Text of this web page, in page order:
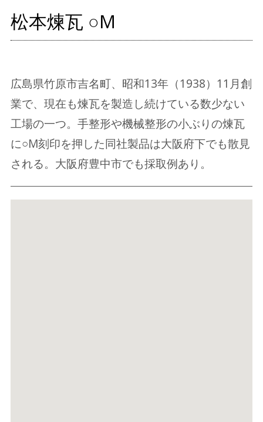
松本煉瓦 ○M
広島県竹原市吉名町、昭和13年（1938）11月創
業で、現在も煉瓦を製造し続けている数少ない
工場の一つ。手整形や機械整形の小ぶりの煉瓦
に○M刻印を押した同社製品は大阪府下でも散見
される。大阪府豊中市でも採取例あり。